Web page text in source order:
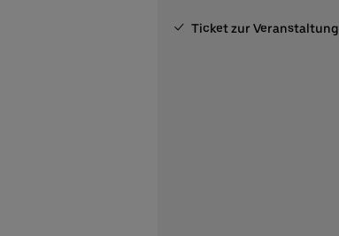
Ticket zur Veranstaltung